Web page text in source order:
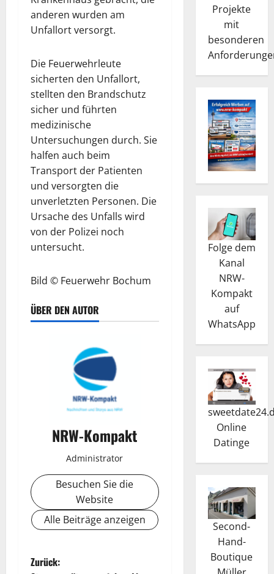
anderen wurden am
Unfallort versorgt.
Die Feuerwehrleute
sicherten den Unfallort,
stellten den Brandschutz
sicher und führten
medizinische
Untersuchungen durch. Sie
halfen auch beim
Transport der Patienten
und versorgten die
unverletzten Personen. Die
Ursache des Unfalls wird
von der Polizei noch
untersucht.
Bild © Feuerwehr Bochum
ÜBER DEN AUTOR
NRW-Kompakt
Administrator
Besuchen Sie die
Website
Alle Beiträge anzeigen
B
Zurück:
Projekte
mit
besonderen
Folge dem
Kanal
NRW-
Kompakt
auf
WhatsApp
Online
Datinge
Second-
Hand-
Boutique